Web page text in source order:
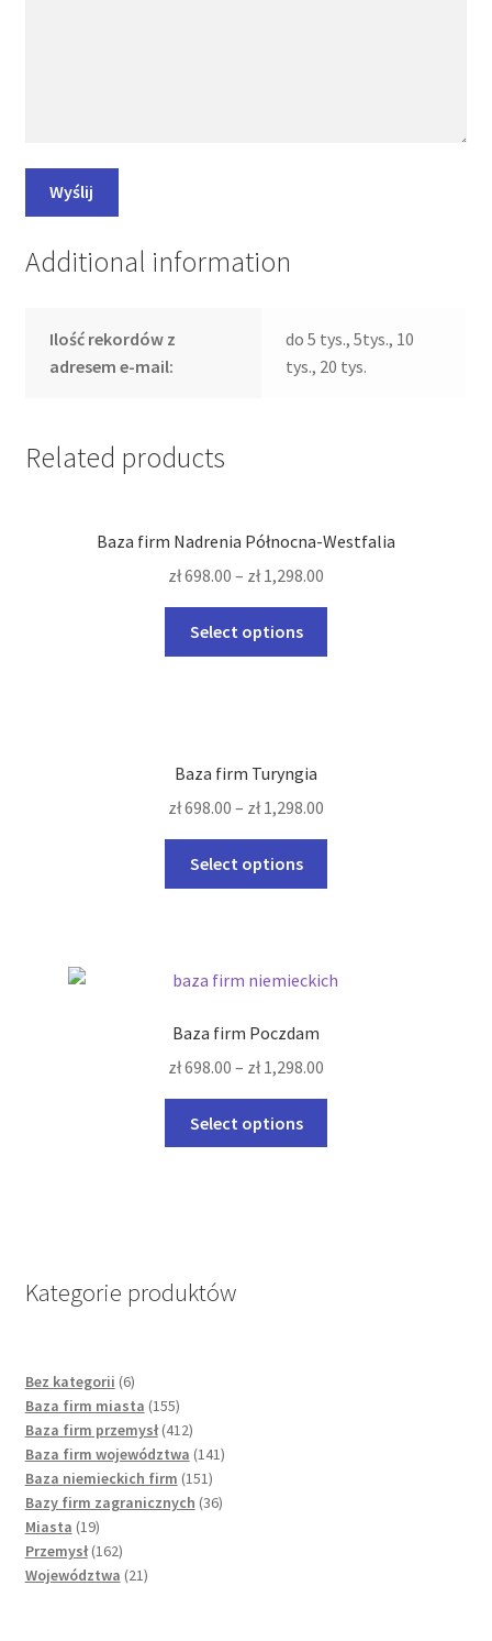
Additional information
Ilość rekordów z
adresem e-mail:
do 5 tys., 5tys., 10
tys., 20 tys.
Related products
Baza firm Nadrenia Północna-Westfalia
zł698.00 – zł1,298.00
Select options
be
on
page
Baza firm Turyngia
zł698.00 – zł1,298.00
Select options
The
chosen
the
Baza firm Poczdam
zł698.00 – zł1,298.00
Select options
Kategorie produktów
Bez kategorii 66
products
Baza firm miasta 155155
products
Baza firm przemysł 412412
products
Baza firm województwa 141141
Baza niemieckich firm 151151
products
Bazy firm zagranicznych 3636
Miasta 1919
products
Przemysł 162162
products
Województwa 2121